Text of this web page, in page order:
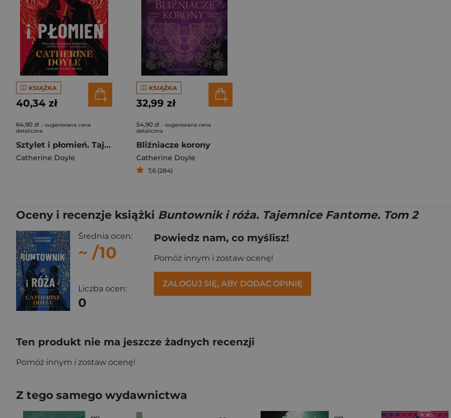
KSIĄŻKA
40,34 zł
64,90 zł - sugerowana cena
detaliczna
Sztylet i płomień. Tajemnice Fantome. Tom 1
Catherine Doyle
KSIĄŻKA
32,99 zł
54,90 zł - sugerowana cena
detaliczna
Bliźniacze korony
Catherine Doyle
7,6 (284)
Oceny i recenzje książki Buntownik i róża. Tajemnice Fantome. Tom 2
Średnia ocen:
~ /10
Liczba ocen:
0
Powiedz nam, co myślisz!
Pomóż innym i zostaw ocenę!
ZALOGUJ SIĘ, ABY DODAĆ OPINIĘ
Ten produkt nie ma jeszcze żadnych recenzji
Pomóż innym i zostaw ocenę!
Z tego samego wydawnictwa